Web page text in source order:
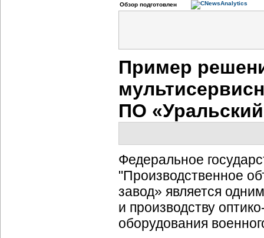
Обзор подготовлен
Пример
ПО
Федеральное
"Производственное
завод» является
и производству
оборудования